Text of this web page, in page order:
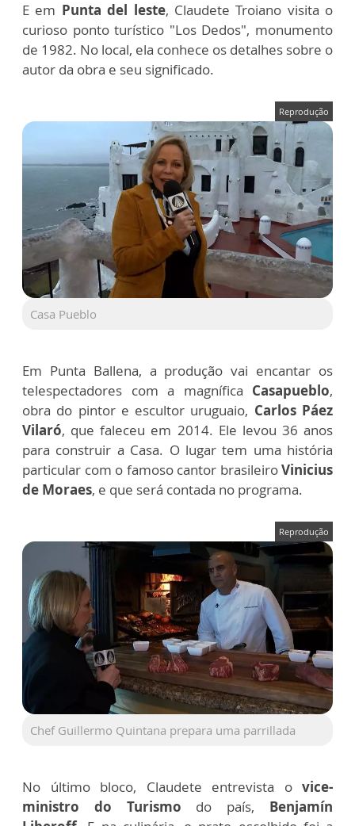
E em Punta del leste, Claudete Troiano visita o
curioso ponto turístico "Los Dedos", monumento
de 1982. No local, ela conhece os detalhes sobre o
autor da obra e seu significado.
Reprodução
Casa Pueblo
Em Punta Ballena, a produção vai encantar os
telespectadores com a magnífica Casapueblo,
obra do pintor e escultor uruguaio, Carlos Páez
Vilaró, que faleceu em 2014. Ele levou 36 anos
para construir a Casa. O lugar tem uma história
particular com o famoso cantor brasileiroVinicius
de Moraes, e que será contada no programa.
Reprodução
Chef Guillermo Quintana prepara uma parrillada
No último bloco, Claudete entrevista o vice-
ministro do Turismo do país, Benjamín